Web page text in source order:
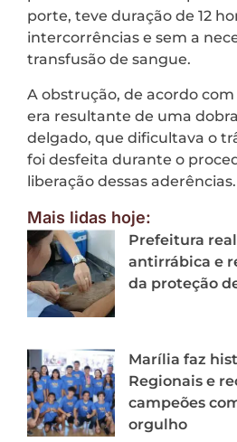
porte, teve duração de 12
intercorrências e sem a
transfusão de sangue.
A obstrução, de acordo
era resultante de uma
delgado, que dificultava o
foi desfeita durante o
liberação dessas aderências.
Mais lidas hoje:
Prefeitura
antirrábica e
da proteção
Marília faz
Regionais e
campeões
orgulho